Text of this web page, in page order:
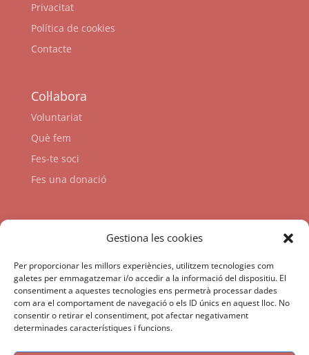
Gestiona les cookies
Per proporcionar les millors experiències, utilitzem tecnologies com
galetes per emmagatzemar i/o accedir a la informació del dispositiu. El
consentiment a aquestes tecnologies ens permetrà processar dades
com ara el comportament de navegació o els ID únics en aquest lloc. No
consentir o retirar el consentiment, pot afectar negativament
determinades característiques i funcions.
Privacitat
Política de cookies
Contacte
Col·labora
Voluntariat
Què fem
Fes-te soci
Fes una donació